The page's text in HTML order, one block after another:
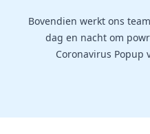
Bovendien werkt ons
dag en nacht om
Coronavirus Popup